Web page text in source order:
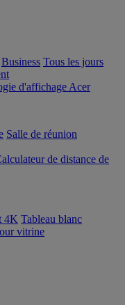
Business Tous les jours
d'affichage Acer
Salle de réunion
de distance de
4K Tableau blanc
vitrine